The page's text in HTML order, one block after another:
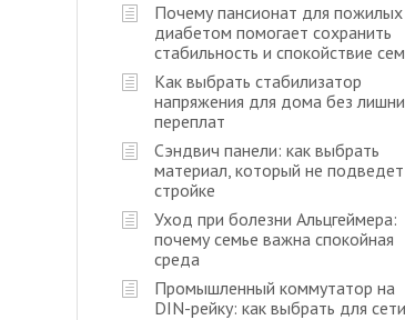
Почему пансионат для пожилых
диабетом помогает сохранить
стабильность и спокойствие
Как выбрать стабилизатор
напряжения для дома без
переплат
Сэндвич панели: как выбрать
материал, который не
стройке
Уход при болезни Альцгеймера:
почему семье важна спокойная
среда
Промышленный коммутатор на
DIN-рейку: как выбрать для сети